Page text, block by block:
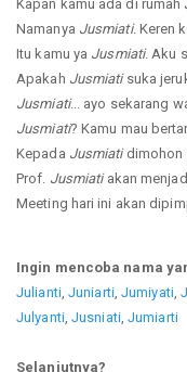
Kapan kamu ada di rumah
Namanya Jusmiati. Keren
Itu kamu ya Jusmiati. Aku
Apakah Jusmiatisuka
Jusmiati... ayo sekarang
Jusmiati? Kamu mau
Kepada Jusmiatidimohon
Prof. Jusmiatiakan
Meeting hari ini akan
Ingin mencoba nama
Julianti,Juniarti,Jumiyati,
Julyanti,Jusniati,Jumiarti
Selanjutnya?